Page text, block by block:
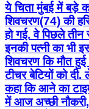
ये चिता मुंबई में बड़े
शिवचरण(74) की
हो गई. वे पिछले
इनकी पत्नी का भी
शिवचरण कि मौत
टीचर बेटियों को
कहा कि आने का
में आज अच्छी नौकरी,